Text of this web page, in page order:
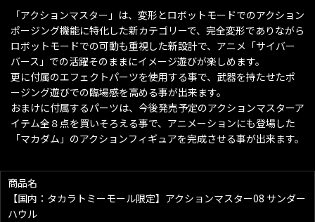
「アクションマスター」は、変形とロボットモードでのアクション
ポージング機能に特化した新カテゴリーで、完全変形でありながら
ロボットモードでの可動も重視した新設計で、アニメ「サイバー
バース」での活躍そのままにイメージ遊びが楽しめます。
更に付属のエフェクトパーツを使用する事で、武器を持たせたポ
ージング遊びでの臨場感を高める事が出来ます。
おまけに付属するパーツは、今後発売予定のアクションマスターア
イテム全８点を買いそろえる事で、アニメーションにも登場した
「マカダム」のアクションフィギュアを完成させる事が出来ます。
商品名
【国内：タカラトミーモール限定】アクションマスター08 サンダー
ハウル